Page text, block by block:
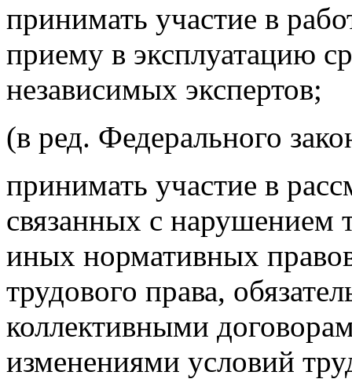
принимать участие в
приему в эксплуатацию
независимых экспертов;
(в ред. Федерального
принимать участие в
связанных с нарушением
иных нормативных
трудового права,
коллективными
изменениями условий